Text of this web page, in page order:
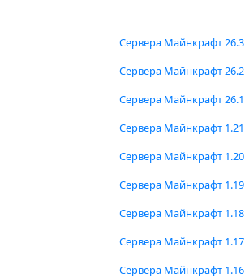
Сервера Майнкрафт 26.3
Сервера Майнкрафт 26.2
Сервера Майнкрафт 26.1
Сервера Майнкрафт 1.21
Сервера Майнкрафт 1.20
Сервера Майнкрафт 1.19
Сервера Майнкрафт 1.18
Сервера Майнкрафт 1.17
Сервера Майнкрафт 1.16